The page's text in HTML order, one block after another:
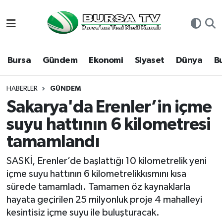
Bursa Gündem Ekonomi Siyaset Dünya
HABERLER GÜNDEM
Sakarya'da Erenler’in içme
suyu hattının 6 kilometresi
tamamlandı
SASKİ, Erenler’de başlattığı 10 kilometrelik yeni
içme suyu hattının 6 kilometrelikkısmını kısa
sürede tamamladı. Tamamen öz kaynaklarla
hayata geçirilen 25 milyonluk proje 4 mahalleyi
kesintisiz içme suyu ile buluşturacak.
Bursa
Dünya
Eğitim
Ekonomi
Genel
Gündem
Magazin
Hava Durumu
Namaz Vakitleri
Trafik Durumu
Süper Lig Puan Durumu ve Fikstür
Tüm Manşetler
Son Dakika Haberleri
Haber Arşivi